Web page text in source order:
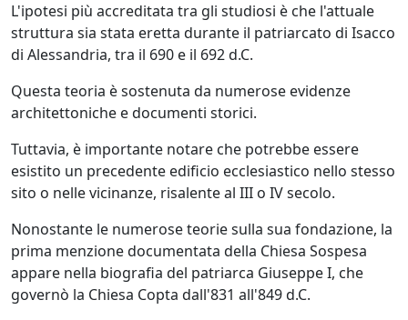
L'ipotesi più accreditata tra gli studiosi è che l'attuale
struttura sia stata eretta durante il patriarcato di Isacco
di Alessandria, tra il 690 e il 692 d.C.
Questa teoria è sostenuta da numerose evidenze
architettoniche e documenti storici.
Tuttavia, è importante notare che potrebbe essere
esistito un precedente edificio ecclesiastico nello stesso
sito o nelle vicinanze, risalente al III o IV secolo.
Nonostante le numerose teorie sulla sua fondazione, la
prima menzione documentata della Chiesa Sospesa
appare nella biografia del patriarca Giuseppe I, che
governò la Chiesa Copta dall'831 all'849 d.C.